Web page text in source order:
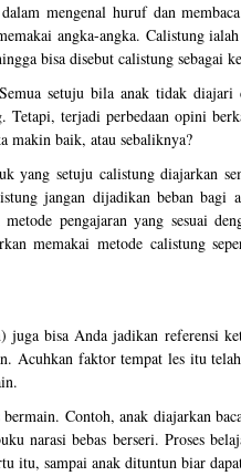
mengenal huruf dan
angka-angka. Calistung
bisa disebut calistung sebagai
setuju bila anak tidak diajari
terjadi perbedaan opini
makin baik, atau sebaliknya?
yang setuju calistung diajarkan
jangan dijadikan beban
pengajaran yang sesuai
memakai metode calistung
juga bisa Anda jadikan referensi
Acuhkan faktor tempat les itu
Contoh, anak diajarkan
narasi bebas berseri. Proses
itu, sampai anak dituntun biar